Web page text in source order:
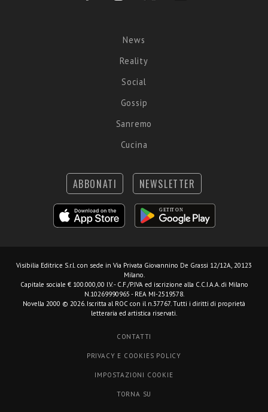
News
Reality
Social
Gossip
Sanremo
Cucina
ABBONATI NEWSLETTER
Visibilia Editrice S.r.l. con sede in Via Privata Giovannino De Grassi 12/12A, 20123
Milano.
Capitale sociale € 100.000,00 I.V. - C.F./P.IVA ed iscrizione alla C.C.I.A.A. di Milano
N.10269990965 - REA MI-2519578.
Novella 2000 © 2026. Iscritta al ROC con il n.37767. Tutti i diritti di proprietà
letteraria ed artistica riservati.
CONTATTI
PRIVACY E COOKIES POLICY
IMPOSTAZIONI COOKIE
TORNA SU